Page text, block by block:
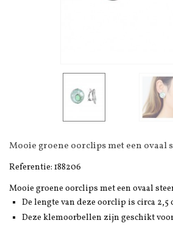
Mooie groene oorclips met een ovaal
Referentie: 188206
Mooie groene oorclips met een ovaal
De lengte van deze oorclip is circa 2,5
Deze klemoorbellen zijn geschikt